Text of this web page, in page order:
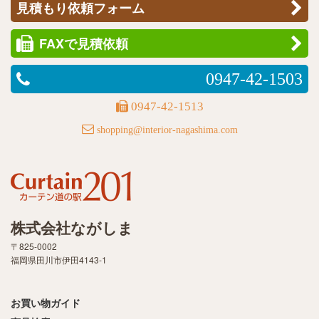
見積もり依頼フォーム
FAXで見積依頼
0947-42-1503
0947-42-1513
shopping@interior-nagashima.com
株式会社ながしま
〒825-0002
福岡県田川市伊田4143-1
お買い物ガイド